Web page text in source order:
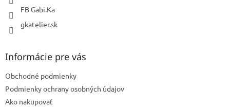
FB Gabi.Ka
gkatelier.sk
Informácie pre vás
Obchodné podmienky
Podmienky ochrany osobných údajov
Ako nakupovať